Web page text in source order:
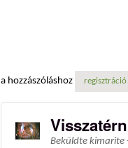
a hozzászóláshoz regisztráció
Beküldte kimarite